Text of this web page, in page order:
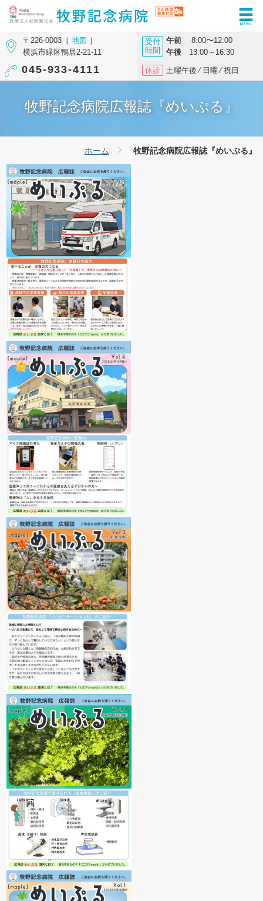
〒226-0003［地図 ］
横浜市緑区鴨居2-21-11
045-933-4111
受付
時間
午前8:00〜12:00
午後13:00～16:30
休診 土曜午後 ⁄ 日曜 ⁄ 祝日
牧野記念病院広報誌『めいぷる』
ホーム 牧野記念病院広報誌『めいぷる』